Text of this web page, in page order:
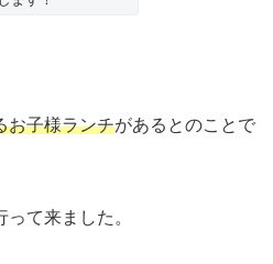
お子様ランチがあるとのことで
て来ました。